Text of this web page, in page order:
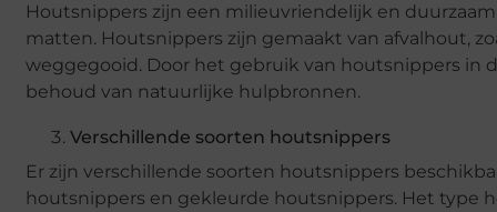
Houtsnippers zijn een milieuvriendelijk en
matten. Houtsnippers zijn gemaakt van afvalhout,
weggegooid. Door het gebruik van houtsnippers in
behoud van natuurlijke hulpbronnen.
Verschillende soorten houtsnippers
Er zijn verschillende soorten houtsnippers
houtsnippers en gekleurde houtsnippers. Het type